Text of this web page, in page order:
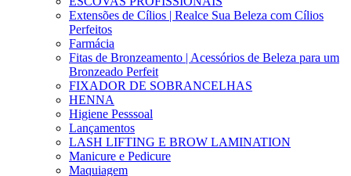
Extensões de Cílios | Realce Sua Beleza com Cílios
Perfeitos
Farmácia
Fitas de Bronzeamento | Acessórios de Beleza para um
Bronzeado Perfeit
FIXADOR DE SOBRANCELHAS
HENNA
Higiene Pesssoal
Lançamentos
LASH LIFTING E BROW LAMINATION
Manicure e Pedicure
Maquiagem